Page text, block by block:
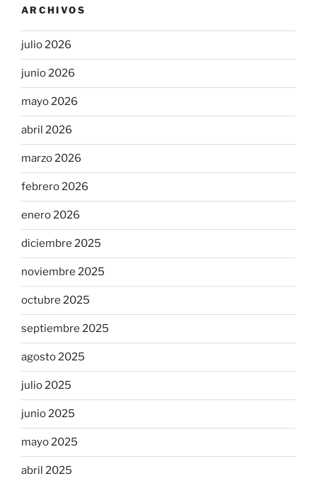
ARCHIVOS
julio 2026
junio 2026
mayo 2026
abril 2026
marzo 2026
febrero 2026
enero 2026
diciembre 2025
noviembre 2025
octubre 2025
septiembre 2025
agosto 2025
julio 2025
junio 2025
mayo 2025
abril 2025